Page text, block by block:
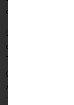
eigene
Die Broschüre
den beiden
gesammelt
Anregungen,
Trickfilmseminar